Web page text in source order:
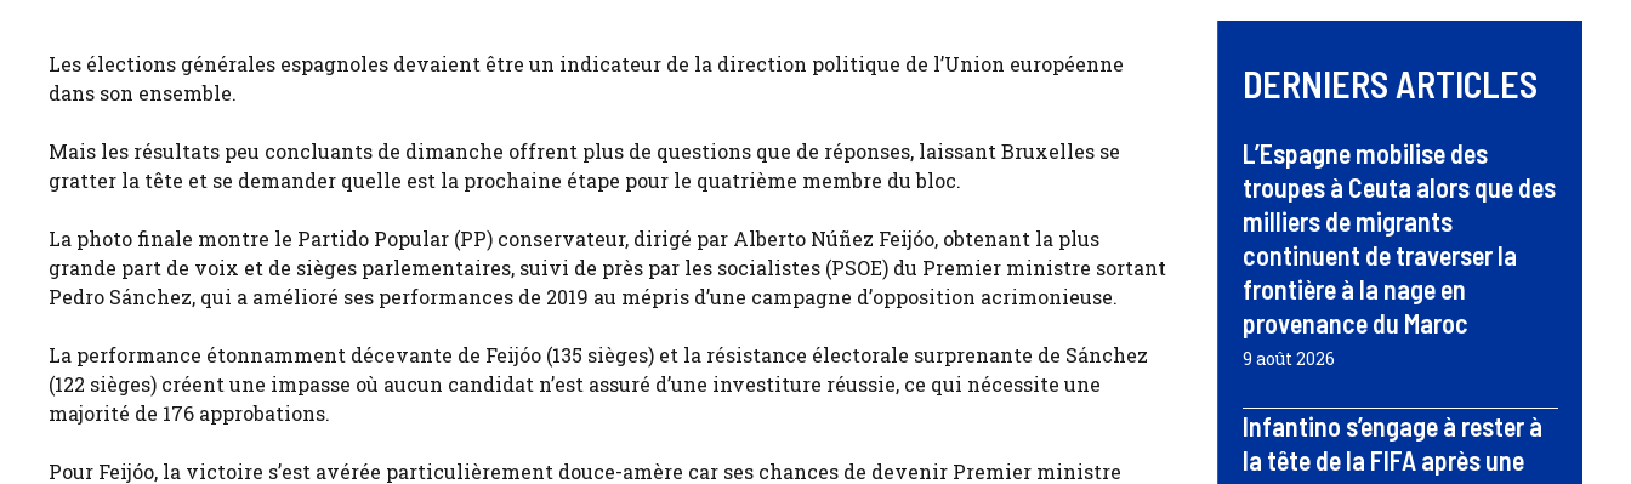
Les élections générales espagnoles devaient être un indicateur de la direction politique de l’Union européenne
dans son ensemble.
Mais les résultats peu concluants de dimanche offrent plus de questions que de réponses, laissant Bruxelles se
gratter la tête et se demander quelle est la prochaine étape pour le quatrième membre du bloc.
La photo finale montre le Partido Popular (PP) conservateur, dirigé par Alberto Núñez Feijóo, obtenant la plus
grande part de voix et de sièges parlementaires, suivi de près par les socialistes (PSOE) du Premier ministre sortant
Pedro Sánchez, qui a amélioré ses performances de 2019 au mépris d’une campagne d’opposition acrimonieuse.
La performance étonnamment décevante de Feijóo (135 sièges) et la résistance électorale surprenante de Sánchez
(122 sièges) créent une impasse où aucun candidat n’est assuré d’une investiture réussie, ce qui nécessite une
majorité de 176 approbations.
Pour Feijóo, la victoire s’est avérée particulièrement douce-amère car ses chances de devenir Premier ministre
DERNIERS ARTICLES
L’Espagne mobilise des
troupes à Ceuta alors que des
milliers de migrants
continuent de traverser la
frontière à la nage en
provenance du Maroc
9 août 2026
Infantino s’engage à rester à
la tête de la FIFA après une